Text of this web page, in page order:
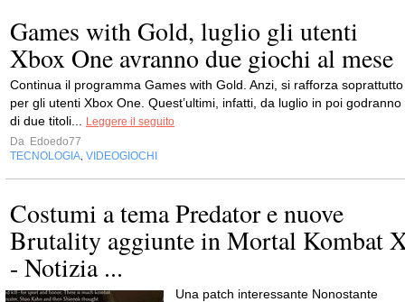
Games with Gold, luglio gli utenti
Xbox One avranno due giochi al mese
Continua il programma Games with Gold. Anzi, si rafforza soprattutto
per gli utenti Xbox One. Quest’ultimi, infatti, da luglio in poi godranno
di due titoli...
Leggere il seguito
Da Edoedo77
TECNOLOGIA VIDEOGIOCHI
Costumi a tema Predator e nuove
Brutality aggiunte in Mortal Kombat
- Notizia ...
Una patch interessante Nonostante